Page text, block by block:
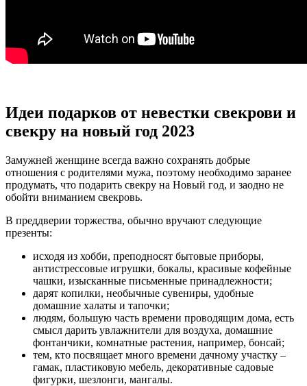
Идеи подарков от невестки свекрови и
свекру на новый год 2023
Замужней женщине всегда важно сохранять добрые
отношения с родителями мужа, поэтому необходимо заранее
продумать, что подарить свекру на Новый год, и заодно не
обойти вниманием свекровь.
В преддверии торжества, обычно вручают следующие
презенты:
исходя из хобби, преподносят бытовые приборы,
антистрессовые игрушки, бокалы, красивые кофейные
чашки, изысканные письменные принадлежности;
дарят копилки, необычные сувениры, удобные
домашние халаты и тапочки;
людям, большую часть времени проводящим дома, есть
смысл дарить увлажнители для воздуха, домашние
фонтанчики, комнатные растения, например, бонсай;
тем, кто посвящает много времени дачному участку –
гамак, пластиковую мебель, декоративные садовые
фигурки, шезлонги, мангалы.